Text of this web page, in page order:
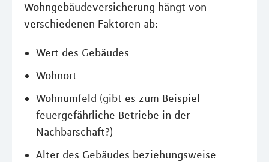
Wohngebäudeversicherung hängt von
verschiedenen Faktoren ab:
Wert des Gebäudes
Wohnort
Wohnumfeld (gibt es zum Beispiel
feuergefährliche Betriebe in der
Nachbarschaft?)
Alter des Gebäudes beziehungsweise